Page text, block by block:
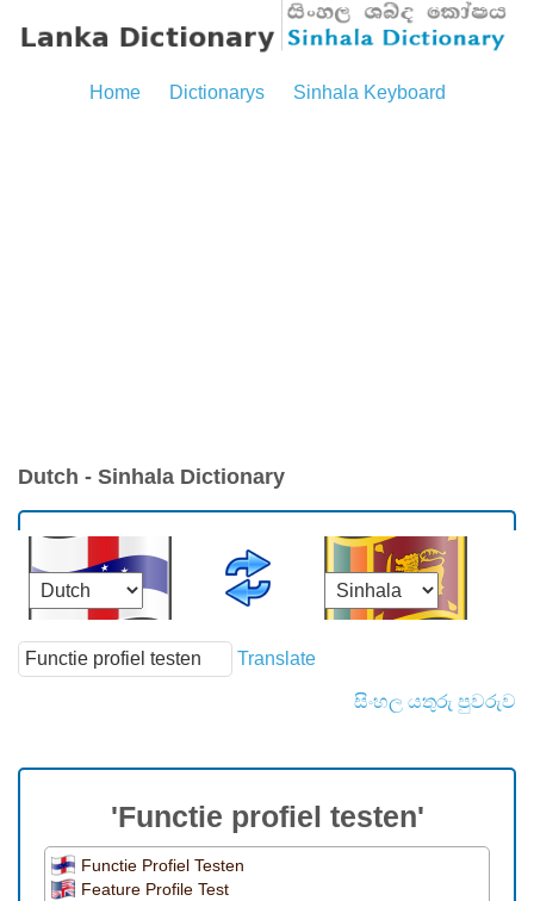
Home Dictionarys Sinhala Keyboard
Dutch - Sinhala Dictionary
Translate
සිංහල යතුරු පුවරුව
'Functie profiel testen'
Functie Profiel Testen
Feature Profile Test